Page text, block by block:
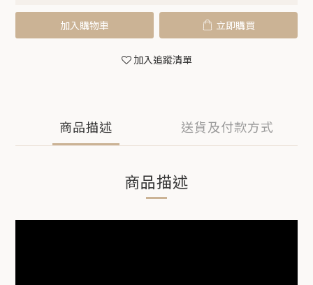
加入購物車 立即購買
加入追蹤清單
商品描述 送貨及付款方式
商品描述